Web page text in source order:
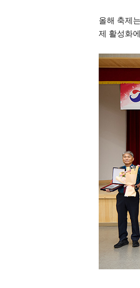
올해 축제는
제 활성화